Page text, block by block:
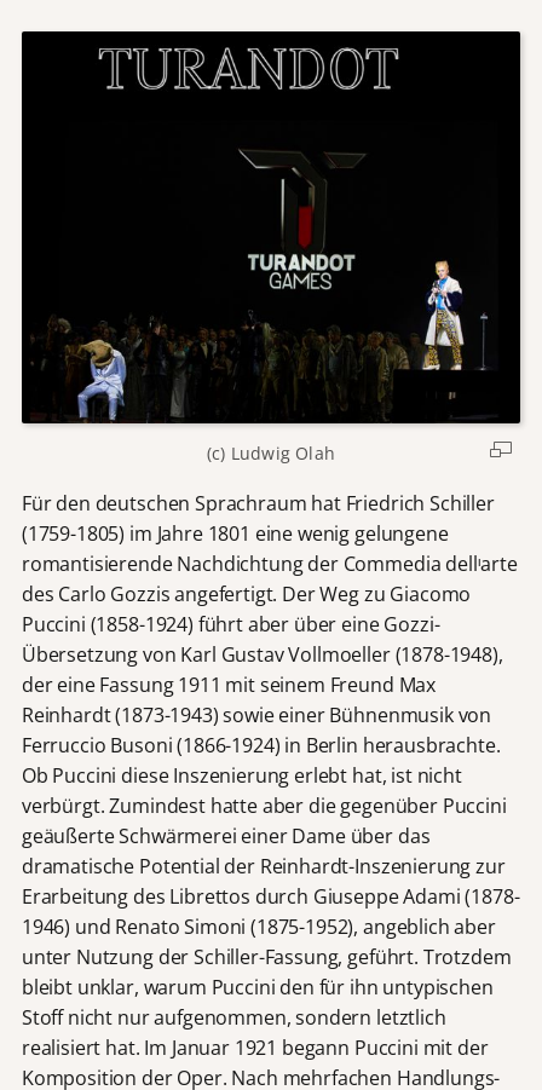
(c) Ludwig Olah
Für den deutschen Sprachraum hat Friedrich Schiller
(1759-1805) im Jahre 1801 eine wenig gelungene
romantisierende Nachdichtung der Commedia dellᶦarte
des Carlo Gozzis angefertigt. Der Weg zu Giacomo
Puccini (1858-1924) führt aber über eine Gozzi-
Übersetzung von Karl Gustav Vollmoeller (1878-1948),
der eine Fassung 1911 mit seinem Freund Max
Reinhardt (1873-1943) sowie einer Bühnenmusik von
Ferruccio Busoni (1866-1924) in Berlin herausbrachte.
Ob Puccini diese Inszenierung erlebt hat, ist nicht
verbürgt. Zumindest hatte aber die gegenüber Puccini
geäußerte Schwärmerei einer Dame über das
dramatische Potential der Reinhardt-Inszenierung zur
Erarbeitung des Librettos durch Giuseppe Adami (1878-
1946) und Renato Simoni (1875-1952), angeblich aber
unter Nutzung der Schiller-Fassung, geführt. Trotzdem
bleibt unklar, warum Puccini den für ihn untypischen
Stoff nicht nur aufgenommen, sondern letztlich
realisiert hat. Im Januar 1921 begann Puccini mit der
Komposition der Oper. Nach mehrfachen Handlungs-